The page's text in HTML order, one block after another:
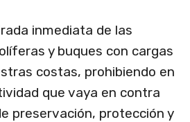
inmediata de las
y buques con cargas
costas, prohibiendo en
que vaya en contra
preservación, protección y